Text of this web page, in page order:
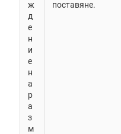
ж
д
е
н
и
е
н
а
р
а
з
м
поставяне.